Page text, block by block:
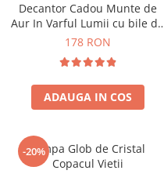
Decantor Cadou Munte de
Aur In Varful Lumii cu bile de
curatare
178 RON
ADAUGA IN COS
-20%
Lampa Glob de Cristal
Copacul Vietii